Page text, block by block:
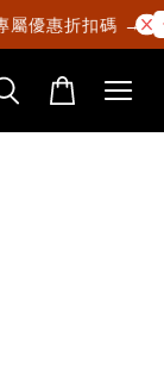
屬優惠折扣碼 →